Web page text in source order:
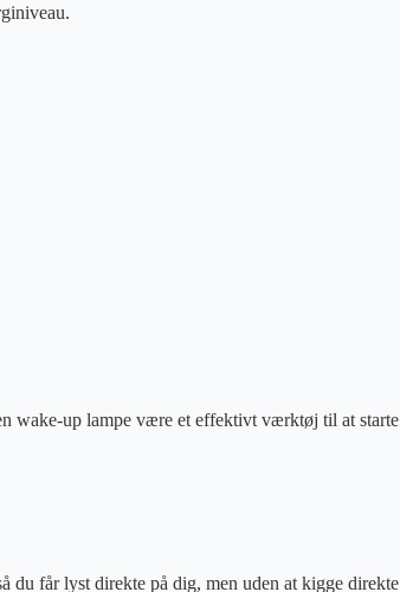
wake-up lampe være et effektivt værktøj til at starte
du får lyst direkte på dig, men uden at kigge direkte